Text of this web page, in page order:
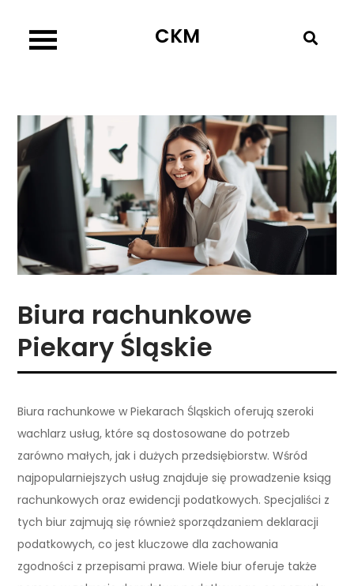
content
CKM
Biura rachunkowe
Piekary Śląskie
Biura rachunkowe w Piekarach Śląskich oferują szeroki
wachlarz usług, które są dostosowane do potrzeb
zarówno małych, jak i dużych przedsiębiorstw. Wśród
najpopularniejszych usług znajduje się prowadzenie ksiąg
rachunkowych oraz ewidencji podatkowych. Specjaliści z
tych biur zajmują się również sporządzaniem deklaracji
podatkowych, co jest kluczowe dla zachowania
zgodności z przepisami prawa. Wiele biur oferuje także